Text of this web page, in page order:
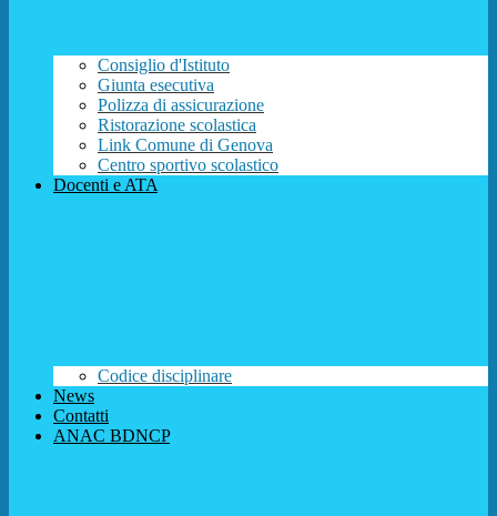
Consiglio d'Istituto
Giunta esecutiva
Polizza di assicurazione
Ristorazione scolastica
Link Comune di Genova
Centro sportivo scolastico
Docenti e ATA
Codice disciplinare
News
Contatti
ANAC BDNCP